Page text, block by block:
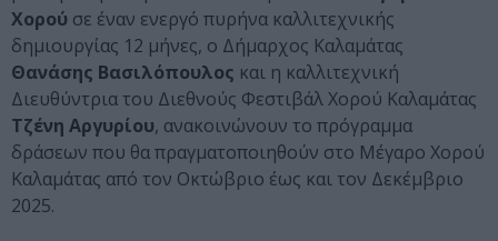
Χορού σε έναν ενεργό πυρήνα καλλιτεχνικής
δημιουργίας 12 μήνες, ο Δήμαρχος Καλαμάτας
Θανάσης Βασιλόπουλος και η καλλιτεχνική
Διευθύντρια του Διεθνούς Φεστιβάλ Χορού Καλαμάτας
Τζένη Αργυρίου, ανακοινώνουν το πρόγραμμα
δράσεων που θα πραγματοποιηθούν στο Μέγαρο Χορού
Καλαμάτας από τον Οκτώβριο έως και τον Δεκέμβριο
2025.